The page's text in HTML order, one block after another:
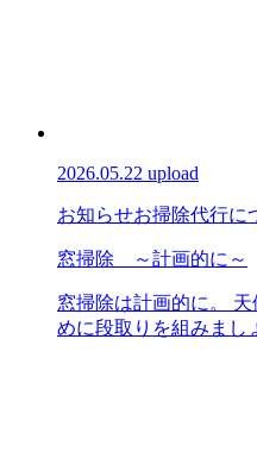
2026.05.22 upload
お知らせお掃除代行に
窓掃除 ～計画的に～
窓掃除は計画的に。
めに段取りを組みまし